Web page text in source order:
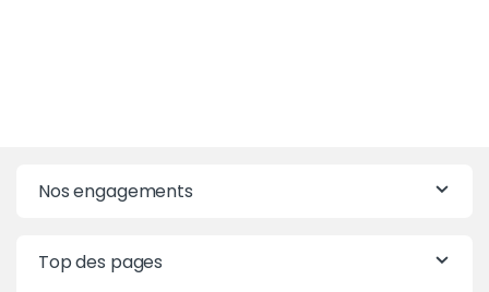
Nos engagements
Top des pages